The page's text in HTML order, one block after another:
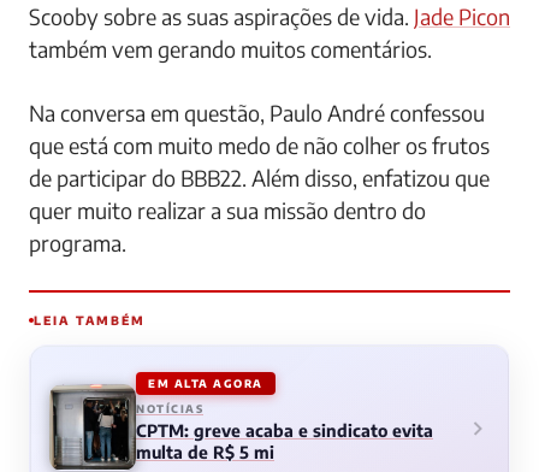
Scooby sobre as suas aspirações de vida. Jade Picon
também vem gerando muitos comentários.
Na conversa em questão, Paulo André confessou
que está com muito medo de não colher os frutos
de participar do BBB22. Além disso, enfatizou que
quer muito realizar a sua missão dentro do
programa.
LEIA TAMBÉM
EM ALTA AGORA
NOTÍCIAS
CPTM: greve acaba e sindicato evita
multa de R$ 5 mi